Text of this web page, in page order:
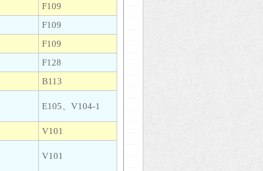
F109
F109
F109
F128
B113
E105、V104-1
V101
V101